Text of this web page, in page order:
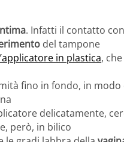
. Infatti il contatto
del tampone
in plastica,
fino in fondo, in
delicatamente,
però, in bilico